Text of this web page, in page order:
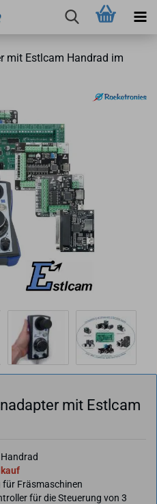
mit Estl­cam Hand­rad im
mit Estl­cam
für Fräsmaschinen
für die Steuerung von 3